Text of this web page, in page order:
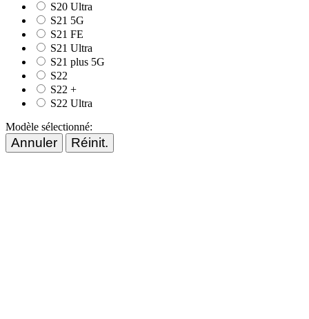
S20 Ultra
S21 5G
S21 FE
S21 Ultra
S21 plus 5G
S22
S22 +
S22 Ultra
Modèle sélectionné:
Annuler Réinit.